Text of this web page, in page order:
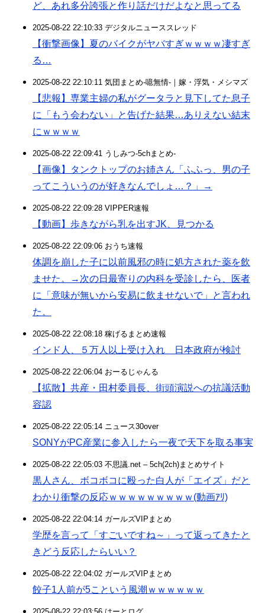
ど、あれ多分誇張と作り話だけだよなと思ってる
2025-08-22 22:10:33 デジタルニューススレッド
【衝撃画像】夏のバイクがヤバすぎｗｗｗｗ凄すぎ
る…
2025-08-22 22:10:11 気団まとめ-噫無情-｜嫁・浮気・メシマズ
【悲報】専業主婦の私がグータラと見下してた息子
に「もう会わない」と告げた結果…ありえない結末
にｗｗｗｗ
2025-08-22 22:09:41 うしみつ-5chまとめ-
【画像】タンクトップのお姉さん「ふふっ、男の子
ってこういうのが好きなんでしょ…？」→
2025-08-22 22:09:28 VIPPER速報
【動画】歩きながら乳を出すJK、見つかる
2025-08-22 22:09:06 おうち速報
体調を崩した子に以前風邪の時に処方された薬を飲
ませた。→次の日最寄りの内科を受診したら、医者
に「意味が無いから安易に飲ませないで」と言われ
た。
2025-08-22 22:08:18 稼げるまとめ速報
インド人、５万人以上受け入れ 日本政府が検討
2025-08-22 22:06:04 おーるじゃんる
【拡散】共産・田村委員長、街頭演説への抗議活動
容認
2025-08-22 22:05:14 ニュース30over
SONYがPC産業に参入したら一夜で天下を取る事実
2025-08-22 22:05:03 不思議.net – 5ch(2ch)まとめサイト
黒人さん、ボコボコに殴った白人が「エイズ」だと
わかり衝撃の反応ｗｗｗｗｗｗｗｗｗ(動画ｱﾘ)
2025-08-22 22:04:14 ガールズVIPまとめ
学歴を言って「すごいですね～」って返ってきたと
きどう反応したらいい？
2025-08-22 22:04:02 ガールズVIPまとめ
餃子1人前が5こという風潮ｗｗｗｗｗｗ